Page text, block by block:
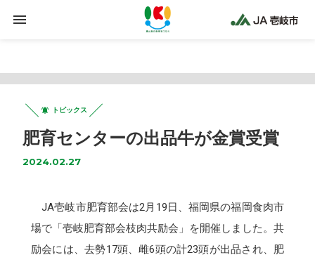
Warning : Trying to access array offset on false in /home/jaiki2021/ja-iki.jp/public_html/wp-
on line425
トピックス
肥育センターの出品牛が金賞受賞
2024.02.27
JA壱岐市肥育部会は2月19日、福岡県の福岡食肉市
場で「壱岐肥育部会枝肉共励会」を開催しました。共
励会には、去勢17頭、雌6頭の計23頭が出品され、肥